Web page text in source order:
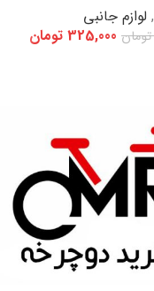
, لوازم جانبی
تومان 325,000 تومان